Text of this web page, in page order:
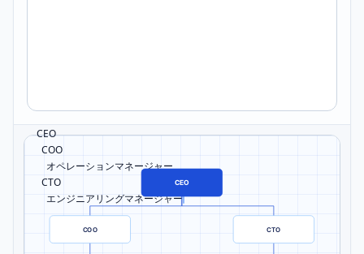
CEO
    エンジニアリングマネージャー
CEO
COO CTO